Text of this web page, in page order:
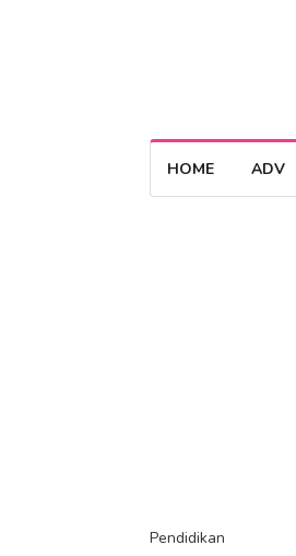
HOME ADV
Pendidikan